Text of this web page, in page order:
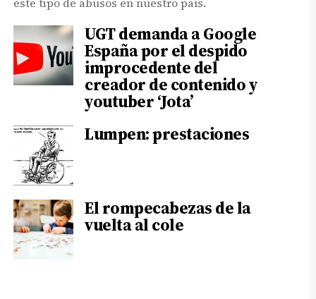
UGT demanda a Google
España por el despido
improcedente del
creador de contenido y
youtuber ‘Jota’
Lumpen: prestaciones
El rompecabezas de la
vuelta al cole